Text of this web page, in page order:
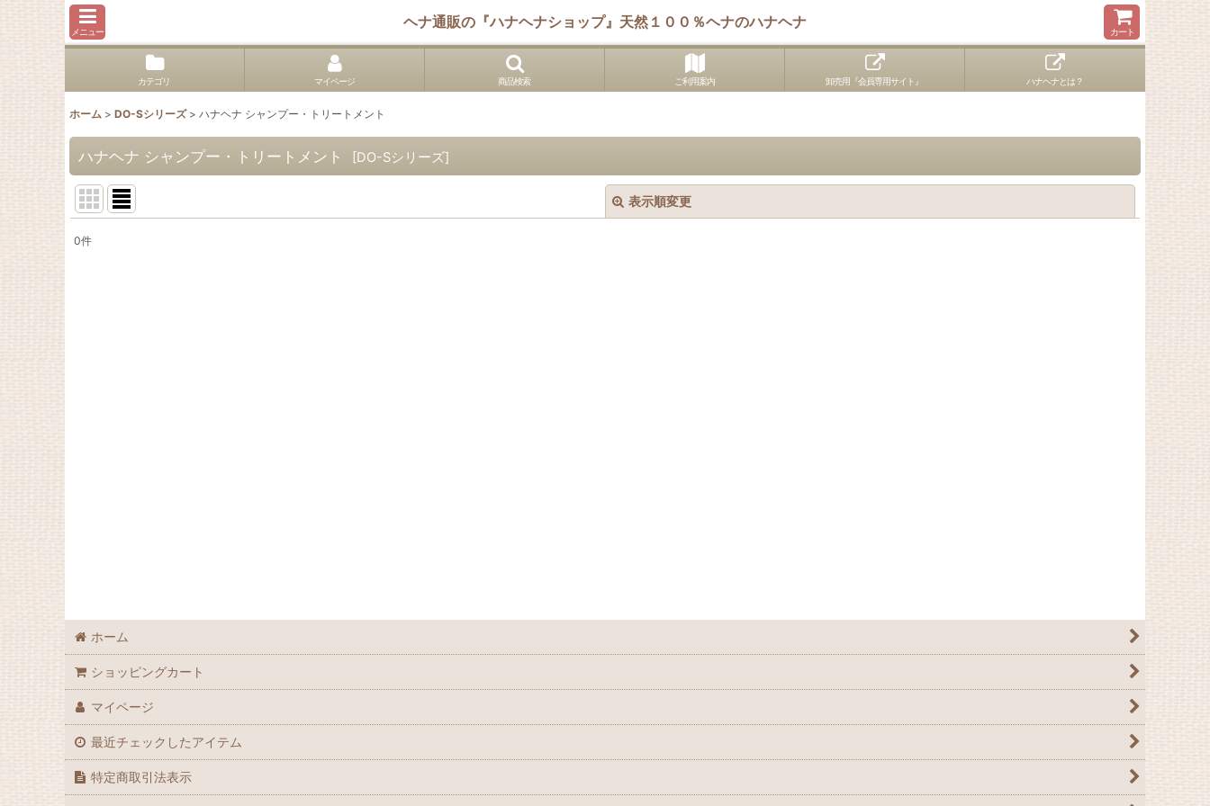
メニュー
ヘナ通販の『ハナヘナショップ』天然１００％ヘナのハナヘナ
カート
カテゴリ マイページ 商品検索 ご利用案内 卸売用『会員専用サイト』 ハナヘナとは？
ホーム > DO-Sシリーズ > ハナヘナ シャンプー・トリートメント
ハナヘナ シャンプー・トリートメント [DO-Sシリーズ]
表示順変更
0件
ホーム
ショッピングカート
マイページ
最近チェックしたアイテム
特定商取引法表示